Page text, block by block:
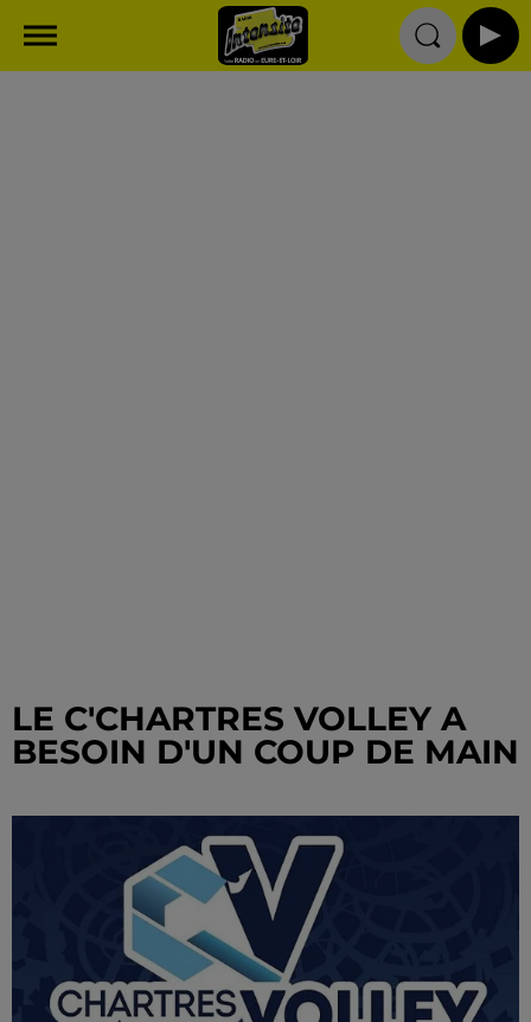
LE C'CHARTRES VOLLEY A
BESOIN D'UN COUP DE MAIN